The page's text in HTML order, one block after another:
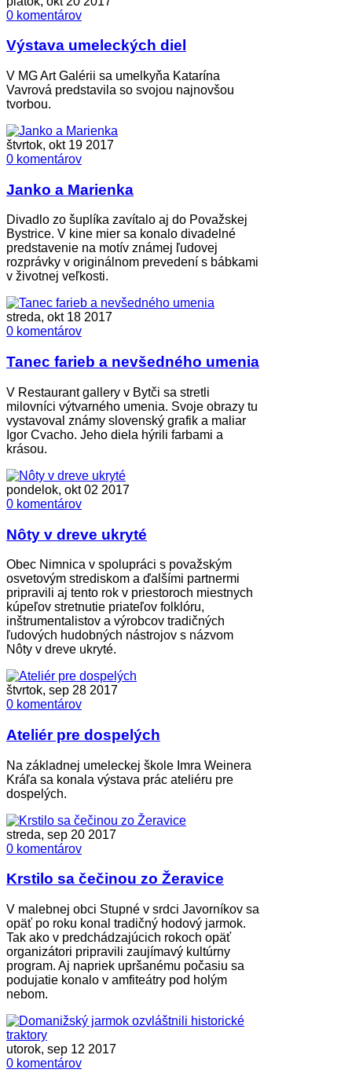
0 komentárov
Výstava umeleckých diel
V MG Art Galérii sa umelkyňa Katarína
Vavrová predstavila so svojou najnovšou
tvorbou.
štvrtok, okt 19 2017
0 komentárov
Janko a Marienka
Divadlo zo šuplíka zavítalo aj do Považskej
Bystrice. V kine mier sa konalo divadelné
predstavenie na motív známej ľudovej
rozprávky v originálnom prevedení s bábkami
v životnej veľkosti.
streda, okt 18 2017
0 komentárov
Tanec farieb a nevšedného umenia
V Restaurant gallery v Bytči sa stretli
milovníci výtvarného umenia. Svoje obrazy tu
vystavoval známy slovenský grafik a maliar
Igor Cvacho. Jeho diela hýrili farbami a
krásou.
pondelok, okt 02 2017
0 komentárov
Nôty v dreve ukryté
Obec Nimnica v spolupráci s považským
osvetovým strediskom a ďalšími partnermi
pripravili aj tento rok v priestoroch miestnych
kúpeľov stretnutie priateľov folklóru,
inštrumentalistov a výrobcov tradičných
ľudových hudobných nástrojov s názvom
Nôty v dreve ukryté.
štvrtok, sep 28 2017
0 komentárov
Ateliér pre dospelých
Na základnej umeleckej škole Imra Weinera
Kráľa sa konala výstava prác ateliéru pre
dospelých.
streda, sep 20 2017
0 komentárov
Krstilo sa čečinou zo Žeravice
V malebnej obci Stupné v srdci Javorníkov sa
opäť po roku konal tradičný hodový jarmok.
Tak ako v predchádzajúcich rokoch opäť
organizátori pripravili zaujímavý kultúrny
program. Aj napriek upršanému počasiu sa
podujatie konalo v amfiteátry pod holým
nebom.
utorok, sep 12 2017
0 komentárov